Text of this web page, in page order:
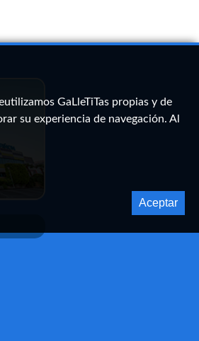
GaLleTiTas propias y de
su experiencia de navegación. Al
Aceptar